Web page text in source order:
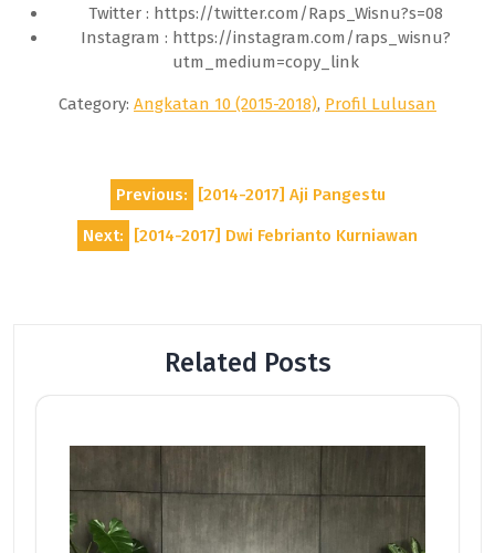
Twitter : https://twitter.com/Raps_Wisnu?s=08
Instagram : https://instagram.com/raps_wisnu?
utm_medium=copy_link
Category: Angkatan 10 (2015-2018), Profil Lulusan
navigation
Previous: [2014-2017] Aji Pangestu
Next: [2014-2017] Dwi Febrianto Kurniawan
Related Posts